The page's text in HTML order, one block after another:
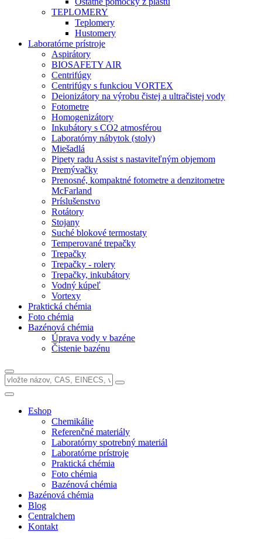
TEPLOMERY
Teplomery
Hustomery
Laboratórne prístroje
Aspirátory
BIOSAFETY AIR
Centrifúgy
Centrifúgy s funkciou VORTEX
Deionizátory na výrobu čistej a ultračistej vody
Fotometre
Homogenizátory
Inkubátory s CO2 atmosférou
Laboratórny nábytok (stoly)
Miešadlá
Pipety radu Assist s nastaviteľným objemom
Premývačky
Prenosné, kompaktné fotometre a denzitometre
McFarland
Príslušenstvo
Rotátory
Stojany
Suché blokové termostaty
Temperované trepačky
Trepačky
Trepačky - rolery
Trepačky, inkubátory
Vodný kúpeľ
Vortexy
Praktická chémia
Foto chémia
Bazénová chémia
Úprava vody v bazéne
Čistenie bazénu
Eshop
Chemikálie
Referenčné materiály
Laboratórny spotrebný materiál
Laboratórne prístroje
Praktická chémia
Foto chémia
Bazénová chémia
Bazénová chémia
Blog
Centralchem
Kontakt